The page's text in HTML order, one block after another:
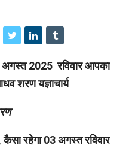
2025 रविवार आपका
शरण यज्ञाचार्य
रहेगा 03 अगस्त रविवार